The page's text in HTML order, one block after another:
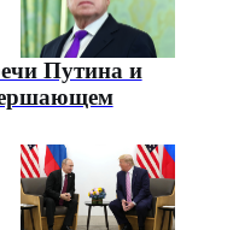
Путина и